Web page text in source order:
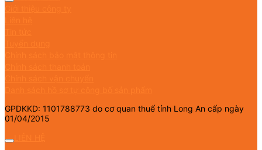
GPDKKD: 1101788773 do cơ quan thuế tỉnh Long An cấp ngày
01/04/2015